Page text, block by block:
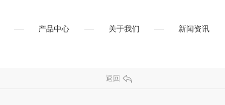
产品中心 关于我们 新闻资讯
返回